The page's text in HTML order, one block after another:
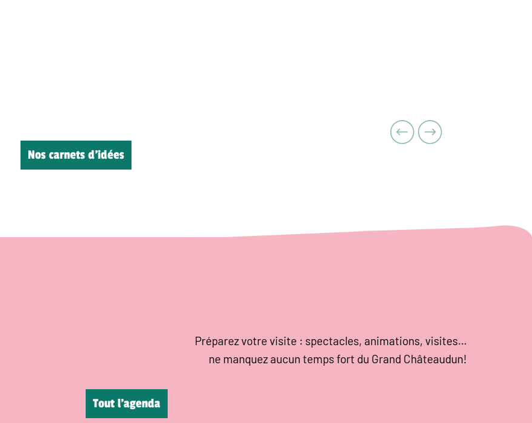
Nos carnets d’idées
Préparez votre visite : spectacles, animations, visites…
ne manquez aucun temps fort du Grand Châteaudun!
Tout l’agenda